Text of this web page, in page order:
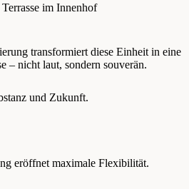
im Innenhof
transformiert diese Einheit in eine
– nicht laut, sondern souverän.
und Zukunft.
eröffnet maximale Flexibilität.